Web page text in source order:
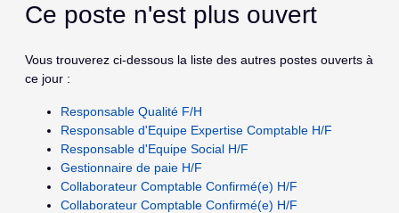
Ce poste n'est plus ouvert
Vous trouverez ci-dessous la liste des autres postes ouverts à
ce jour :
Responsable Qualité F/H
Responsable d'Equipe Expertise Comptable H/F
Responsable d'Equipe Social H/F
Gestionnaire de paie H/F
Collaborateur Comptable Confirmé(e) H/F
Collaborateur Comptable Confirmé(e) H/F